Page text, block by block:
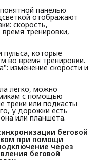
панелью
отображают
скорость,
тренировки,
которые
во время тренировки.
изменение скорости и
легко, можно
с помощью
треки или подкасты
у дорожки есть
или планшета.
беговой
при помощи
через
беговой